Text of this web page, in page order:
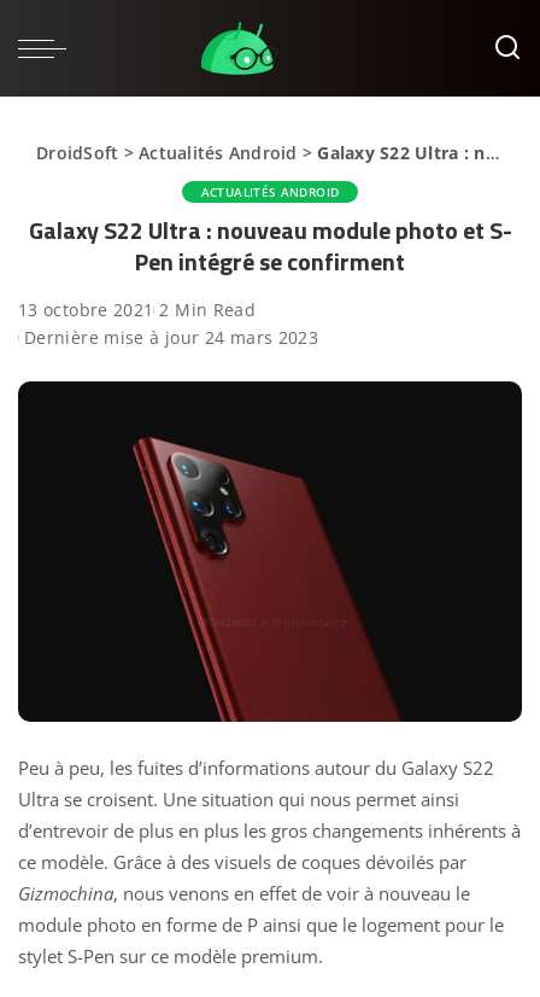
DroidSoft >Actualités Android >Galaxy S22 Ultra : nouveau module photo et S-Pen intégré se confirment
ACTUALITÉS ANDROID
Galaxy S22 Ultra : nouveau module photo et S-
Pen intégré se confirment
13 octobre 2021 2 Min Read
Dernière mise à jour 24 mars 2023
Peu à peu, les fuites d’informations autour du Galaxy S22
Ultra se croisent. Une situation qui nous permet ainsi
d’entrevoir de plus en plus les gros changements inhérents à
ce modèle. Grâce à des visuels de coques dévoilés par
Gizmochina, nous venons en effet de voir à nouveau le
module photo en forme de P ainsi que le logement pour le
stylet S-Pen sur ce modèle premium.